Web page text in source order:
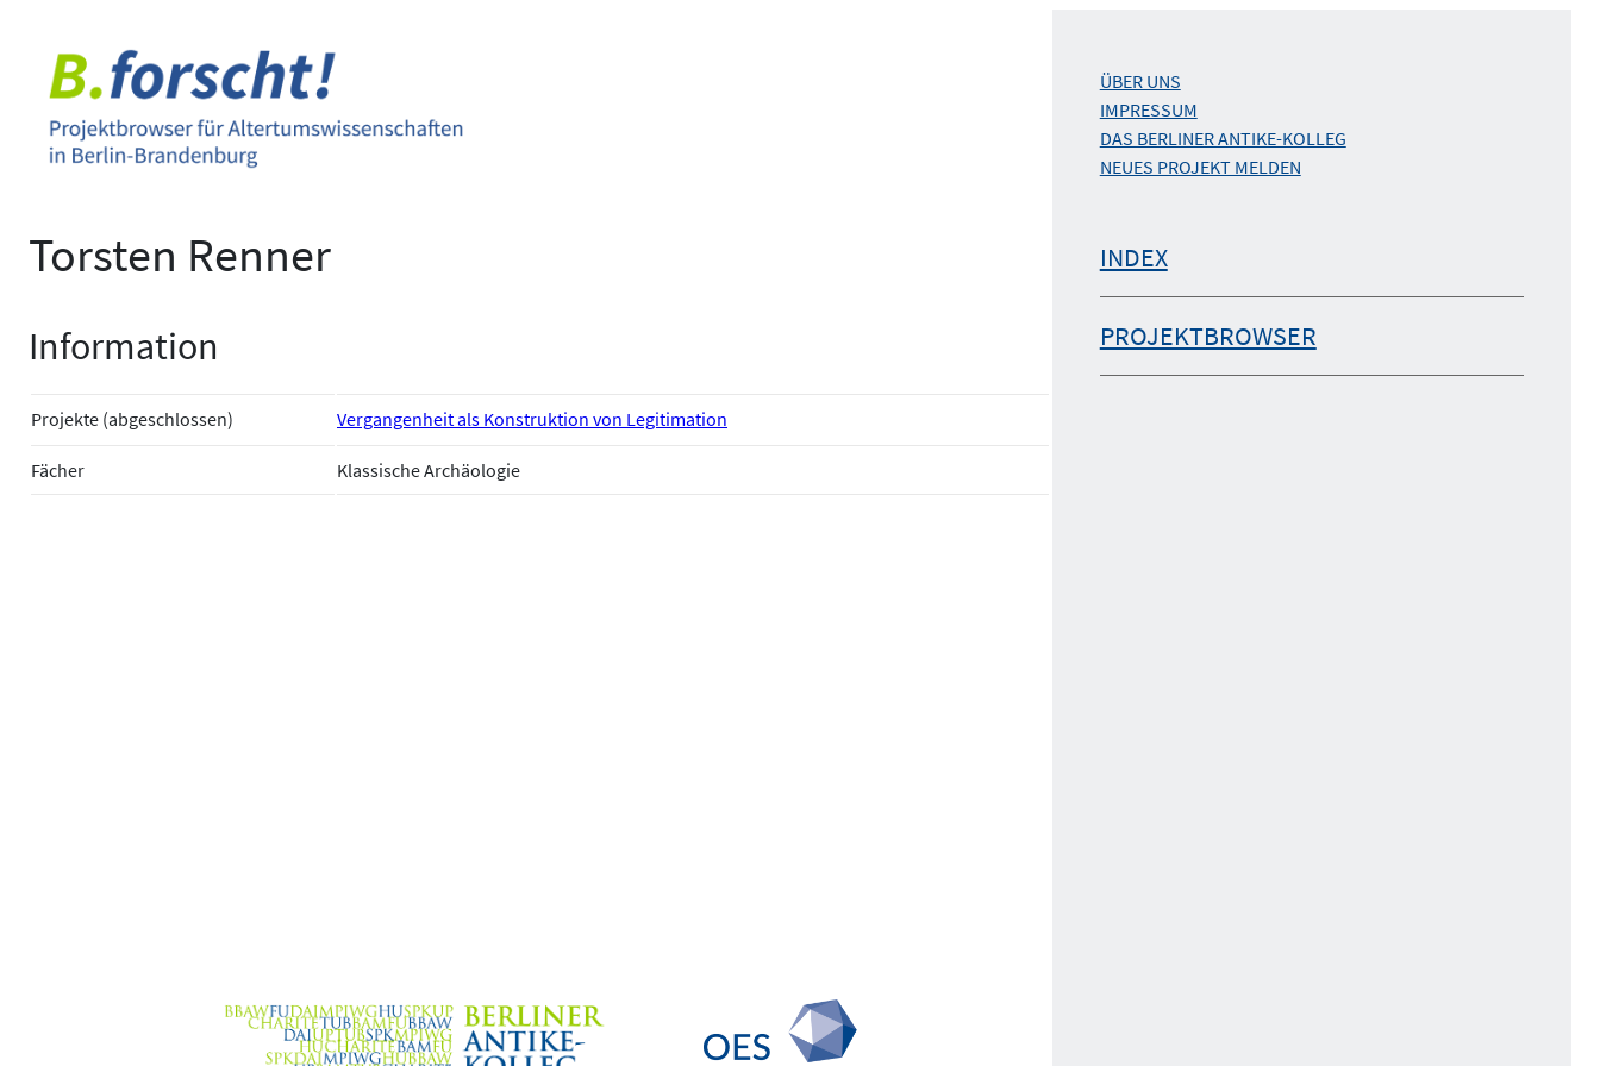
springen
Torsten Renner
Information
Projekte (abgeschlossen) Vergangenheit als Konstruktion von Legitimation
Fächer Klassische Archäologie
ÜBER UNS
IMPRESSUM
DAS BERLINER ANTIKE-KOLLEG
NEUES PROJEKT MELDEN
INDEX
PROJEKTBROWSER